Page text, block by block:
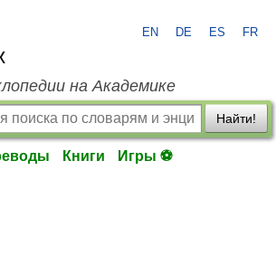
EN DE ES FR
на Академике
Найти!
Книги Игры ⚽